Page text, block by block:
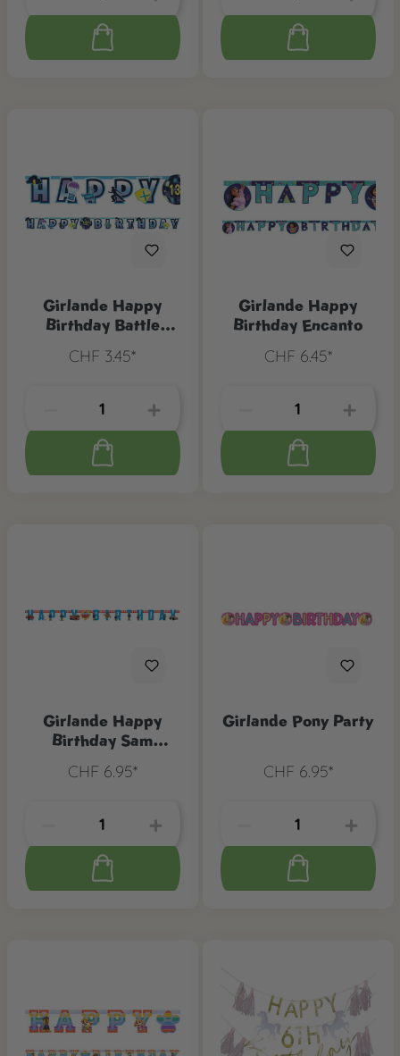
Girlande Happy
Birthday Battle
CHF 3.45*
Girlande Happy
Birthday Encanto
CHF 6.45*
Girlande Happy
Birthday Sam
Sam
CHF 6.95*
Girlande Pony Party
CHF 6.95*